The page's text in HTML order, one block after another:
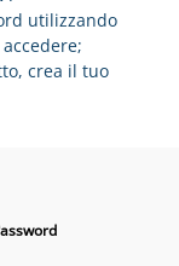
utilizzando
crea il tuo